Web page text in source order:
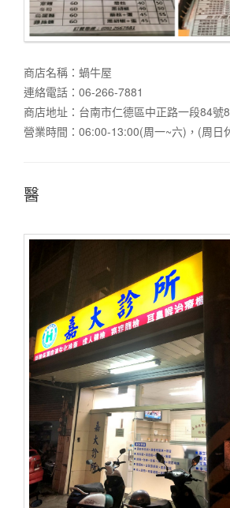
商店名稱：蝸牛屋
連絡電話：06-266-7881
商店地址：台南市仁德區中正路一段84號
營業時間：06:00-13:00(周一~六)，(周日
醫